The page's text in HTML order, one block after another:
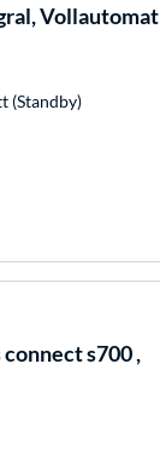
Vollautomat
(Standby)
s700 ,